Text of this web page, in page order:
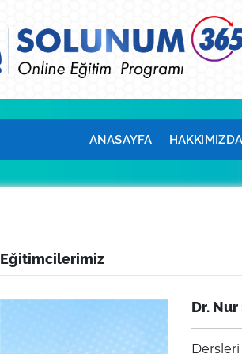
ANASAYFA
Eğitimcilerimiz
Dr. Nur
Dersleri